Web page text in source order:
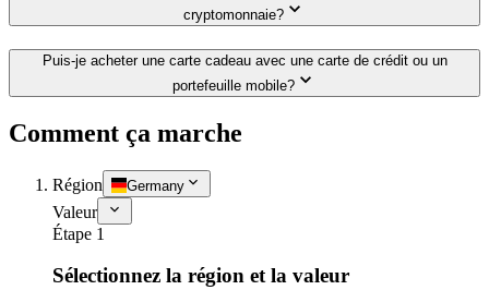
cryptomonnaie?
Puis-je acheter une carte cadeau avec une carte de crédit ou un
portefeuille mobile?
Comment ça marche
Région Germany
Valeur
Étape 1
Sélectionnez la région et la valeur